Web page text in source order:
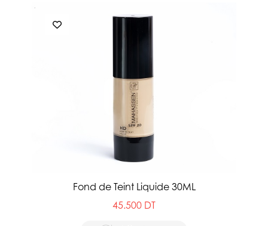
Fond de Teint Liquide 30ML
45.500 DT